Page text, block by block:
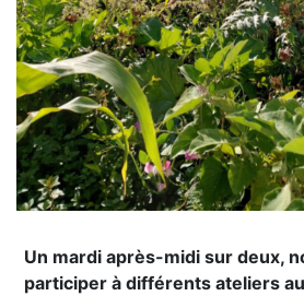
Un mardi après-midi sur deux,
participer à différents ateliers